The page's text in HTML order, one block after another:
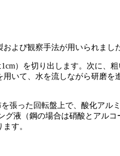
よび観察手法が用いられまし
）を切り出します。次に、
いて、水を流しながら研磨
張った回転盤上で、酸化アル
液（鋼の場合は硝酸とアル
す。